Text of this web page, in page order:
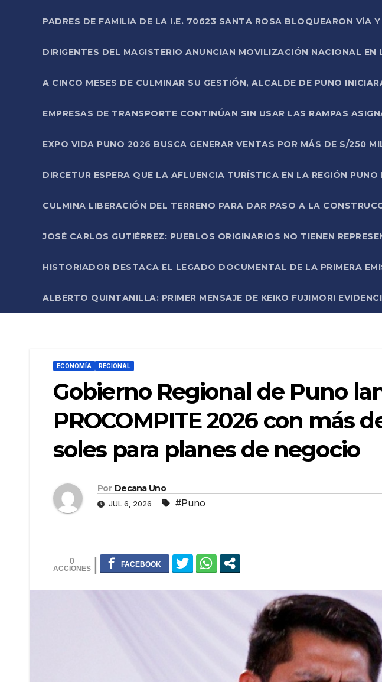
PADRES DE FAMILIA DE LA I.E. 70623 SANTA ROSA BLOQUEARON VÍA
DIRIGENTES DEL MAGISTERIO ANUNCIAN MOVILIZACIÓN NACIONAL
A CINCO MESES DE CULMINAR SU GESTIÓN, ALCALDE DE PUNO
EMPRESAS DE TRANSPORTE CONTINÚAN SIN USAR LAS RAMPAS
EXPO VIDA PUNO 2026 BUSCA GENERAR VENTAS POR MÁS DE S/250
DIRCETUR ESPERA QUE LA AFLUENCIA TURÍSTICA EN LA REGIÓN
CULMINA LIBERACIÓN DEL TERRENO PARA DAR PASO A LA
JOSÉ CARLOS GUTIÉRREZ: PUEBLOS ORIGINARIOS NO TIENEN
HISTORIADOR DESTACA EL LEGADO DOCUMENTAL DE LA PRIMERA
ALBERTO QUINTANILLA: PRIMER MENSAJE DE KEIKO FUJIMORI
ECONOMÍA REGIONAL
Gobierno Regional de Puno
PROCOMPITE 2026 con más
soles para planes de negocio
Por Decana Uno
JUL 6, 2026 #Puno
0